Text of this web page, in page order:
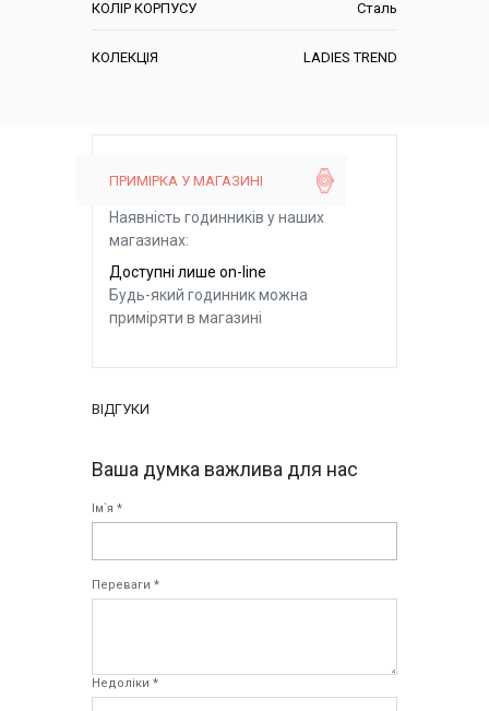
КОЛІР КОРПУСУ Сталь
КОЛЕКЦІЯ LADIES TREND
ПРИМІРКА У МАГАЗИНІ
Наявність годинників у наших
магазинах:
Доступні лише on-line
Будь-який годинник можна
приміряти в магазині
ВІДГУКИ
Ваша думка важлива для нас
Ім`я *
Переваги *
Недоліки *